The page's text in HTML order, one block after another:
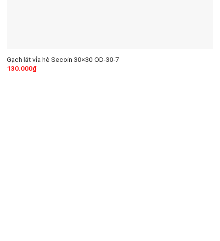
Gạch lát vỉa hè Secoin 30×30 OD-30-7
130.000₫